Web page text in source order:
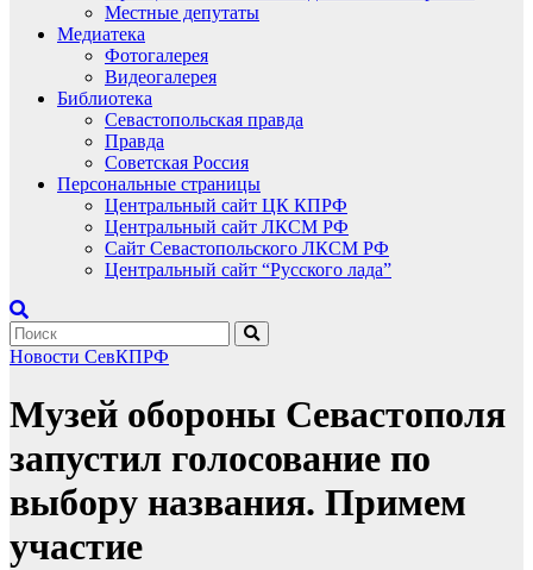
Местные депутаты
Медиатека
Фотогалерея
Видеогалерея
Библиотека
Севастопольская правда
Правда
Советская Россия
Персональные страницы
Центральный сайт ЦК КПРФ
Центральный сайт ЛКСМ РФ
Сайт Севастопольского ЛКСМ РФ
Центральный сайт “Русского лада”
Новости СевКПРФ
Музей обороны Севастополя
запустил голосование по
выбору названия. Примем
участие